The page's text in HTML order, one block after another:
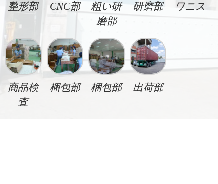
整形部 CNC部
粗い研
磨部
研磨部 ワニス
商品検
査
梱包部 梱包部 出荷部